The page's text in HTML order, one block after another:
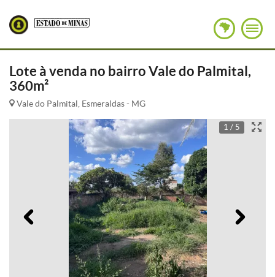
Lote à venda no bairro Vale do Palmital,
360m²
Vale do Palmital, Esmeraldas - MG
1 / 5
Anterior